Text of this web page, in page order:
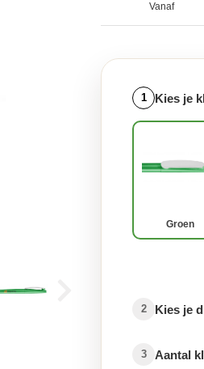
Vanaf
1 Kies je
Groen
2 Kies je
3 Aantal